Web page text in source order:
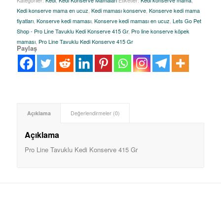
Kedi konserve mama en ucuz Kedi maması konserve, Konserve kedi mama
fiyatları, Konserve kedi maması, Konserve kedi maması en ucuz Lets Go Pet
Shop - Pro Line Tavuklu Kedi Konserve 415 Gr, Pro line konserve köpek
maması, Pro Line Tavuklu Kedi Konserve 415 Gr
Paylaş
Açıklama Değerlendirmeler (0)
Açıklama
Pro Line Tavuklu Kedi Konserve 415 Gr